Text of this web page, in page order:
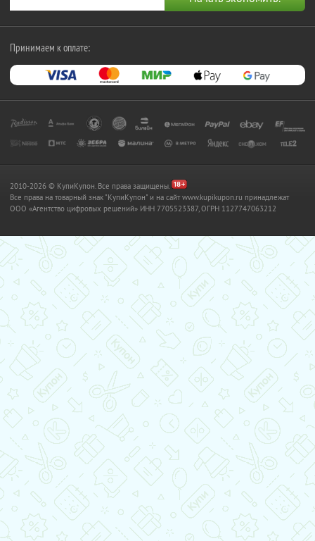
Принимаем к оплате:
2010-2026 © КупиКупон. Все права защищены.
Все права на товарный знак "КупиКупон" и на сайт www.kupikupon.ru принадлежат
OOO «Агентство цифровых решений» ИНН 7705523387, ОГРН 1127747063212